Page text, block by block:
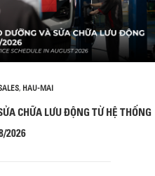
, HAU-MAI
CHỮA LƯU ĐỘNG TỪ HỆ THỐNG
2026